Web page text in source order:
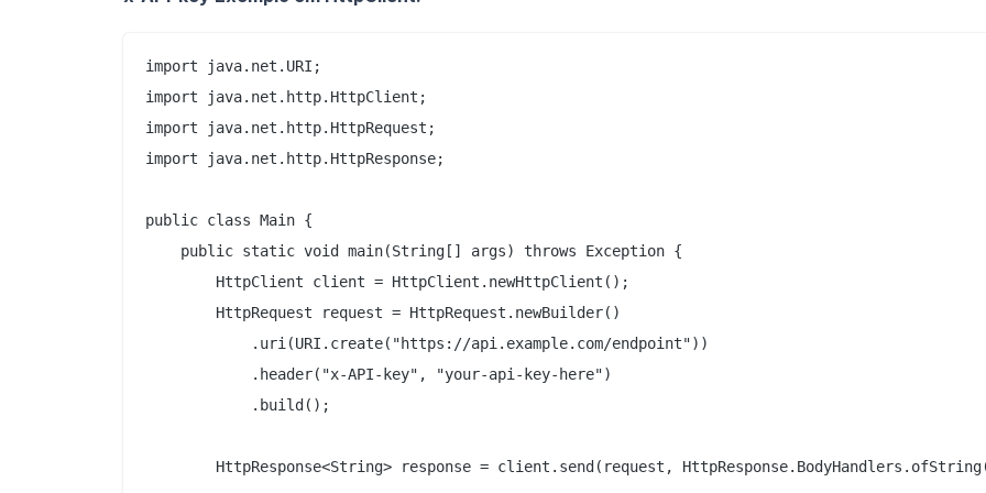
import java.net.URI;
import java.net.http.HttpClient;
import java.net.http.HttpRequest;
import java.net.http.HttpResponse;
public class Main {
    public static void main(String[] args) throws Exception {
        HttpClient client = HttpClient.newHttpClient();
        HttpRequest request = HttpRequest.newBuilder()
            .uri(URI.create("https://api.example.com/endpoint"))
            .header("x-API-key", "your-api-key-here")
            .build();
HttpResponse<String> response = client.send(request,